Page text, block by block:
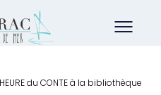
HEURE du CONTE à la bibliothèque